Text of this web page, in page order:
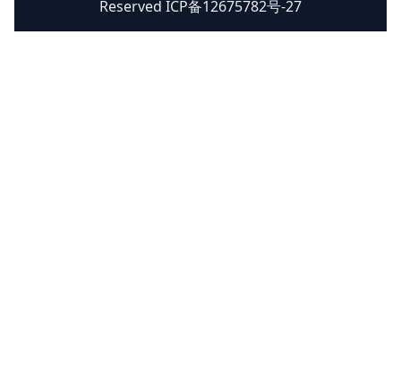
Reserved ICP备12675782号-27